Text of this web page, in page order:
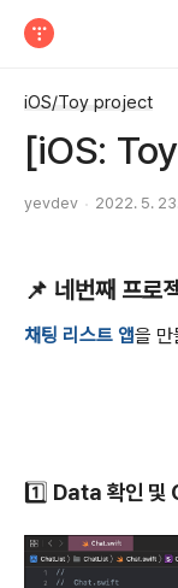
iOS/Toy project
[iOS:
yevdev 2022. 5.
📌 네번째 프로
채팅 리스트 앱을 만
1️⃣ Data 확인